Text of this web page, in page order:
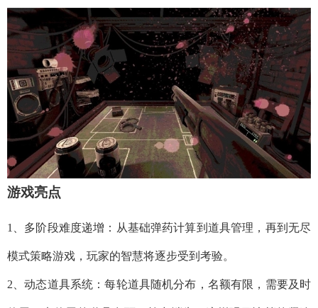
游戏亮点
1、多阶段难度递增：从基础弹药计算到道具管理，再到无尽
模式策略游戏，玩家的智慧将逐步受到考验。
2、动态道具系统：每轮道具随机分布，名额有限，需要及时